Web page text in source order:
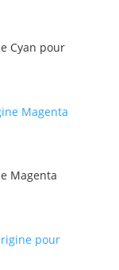
Cyan pour
Magenta